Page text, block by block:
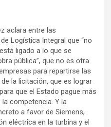
aclara entre las
Logística Integral que “no
ligado a lo que se
pública”, que no es otra
para repartirse las
la licitación, que es lograr
que el Estado pague más
competencia. Y la
a favor de Siemens,
eléctrica en la turbina y el